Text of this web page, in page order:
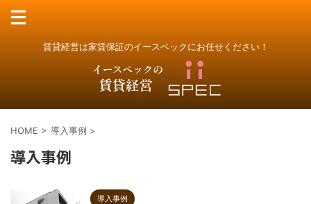
賃貸経営は家賃保証のイースペックにお任せください！
HOME > 導入事例 >
導入事例
導入事例